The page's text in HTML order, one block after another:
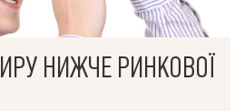
НИЖЧЕ РИНКОВОЇ